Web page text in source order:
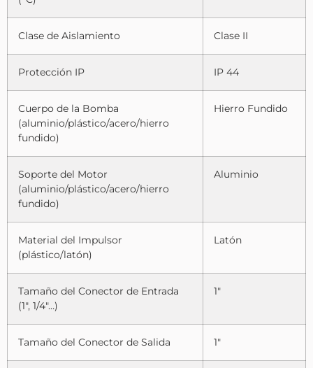
Clase de Aislamiento Clase II
Protección IP IP 44
Cuerpo de la Bomba
(aluminio/plástico/acero/hierro
fundido)
Hierro Fundido
Soporte del Motor
(aluminio/plástico/acero/hierro
fundido)
Aluminio
Material del Impulsor
(plástico/latón)
Latón
Tamaño del Conector de Entrada
(1″, 1/4″…)
1″
Tamaño del Conector de Salida 1″